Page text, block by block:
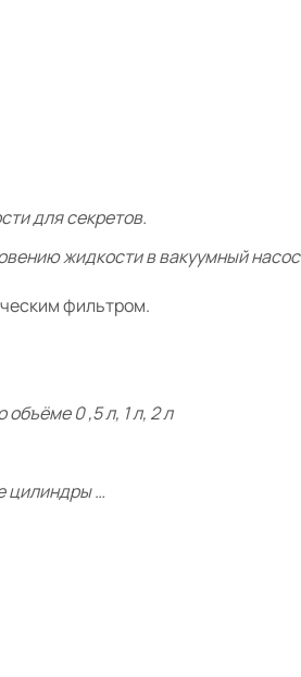
для секретов.
жидкости в вакуумный насос
фильтром.
0 ,5 л, 1 л, 2 л
цилиндры …